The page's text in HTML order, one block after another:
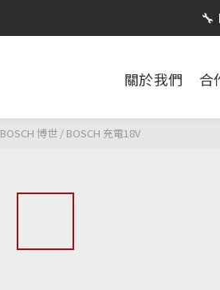
限時活🔧
限時活動
關於我們 合
BOSCH 博世 / BOSCH 充電18V